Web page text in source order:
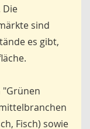
Die
sind
es gibt,
"Grünen
Fisch) sowie